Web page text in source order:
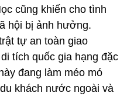
cũng khiến cho tình
hội bị ảnh hưởng.
tự an toàn giao
tích quốc gia hạng đặc
đang làm méo mó
khách nước ngoài và